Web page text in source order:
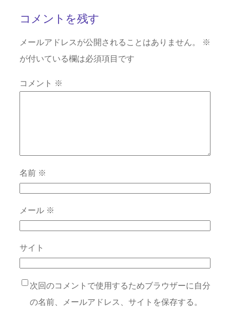
コメントを残す
メールアドレスが公開されることはありません。
※
が付いている欄は必須項目です
コメント ※
名前 ※
メール ※
サイト
次回のコメントで使用するためブラウザーに自分
の名前、メールアドレス、サイトを保存する。